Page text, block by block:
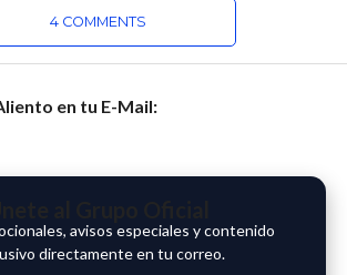
4 COMMENTS
en tu E-Mail:
avisos especiales y contenido
directamente en tu correo.